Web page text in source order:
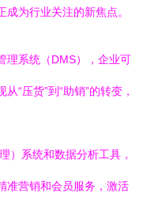
成为行业关注的新焦点。
理系统（DMS），企业可
“压货”到“助销”的转变，
）系统和数据分析工具，
准营销和会员服务，激活